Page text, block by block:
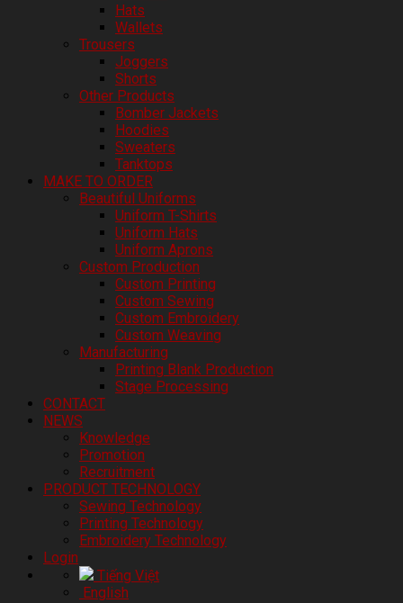
Hats
Wallets
Trousers
Joggers
Shorts
Other Products
Bomber Jackets
Hoodies
Sweaters
Tanktops
MAKE TO ORDER
Beautiful Uniforms
Uniform T-Shirts
Uniform Hats
Uniform Aprons
Custom Production
Custom Printing
Custom Sewing
Custom Embroidery
Custom Weaving
Manufacturing
Printing Blank Production
Stage Processing
CONTACT
NEWS
Knowledge
Promotion
Recruitment
PRODUCT TECHNOLOGY
Sewing Technology
Printing Technology
Embroidery Technology
Login
Tiếng Việt
English